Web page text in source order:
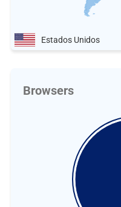
Estados Unidos
Browsers